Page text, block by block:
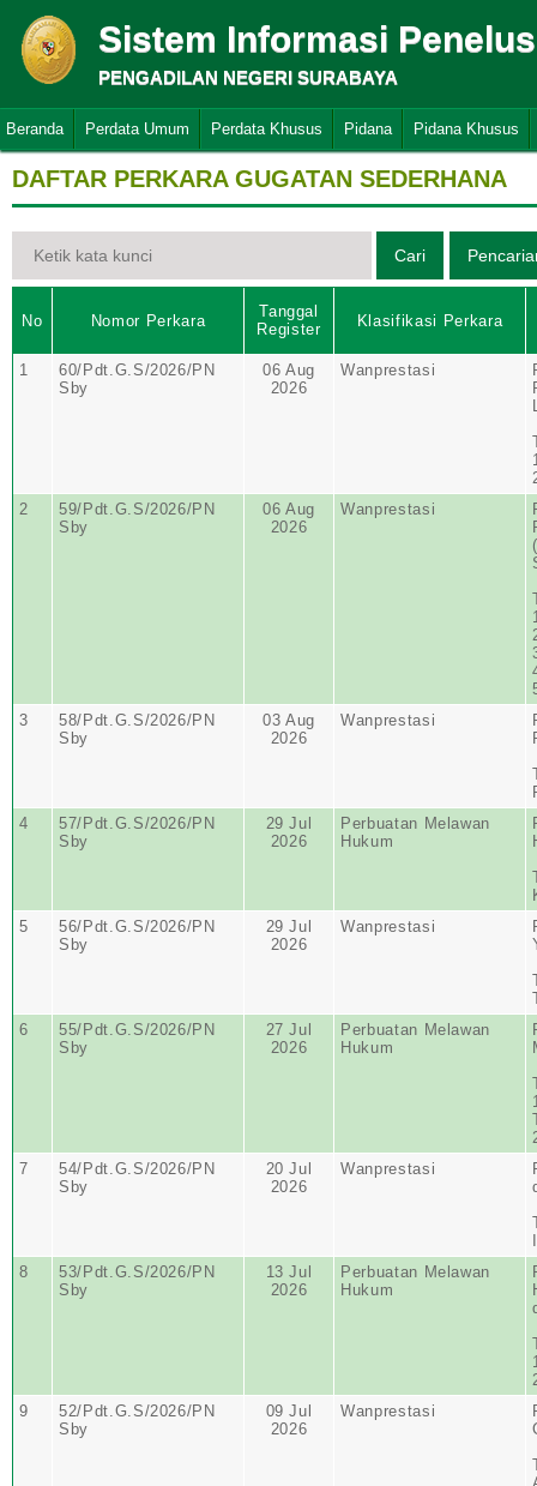
Sistem Informasi
PENGADILAN NEGERI SURABAYA
Beranda Perdata Umum Perdata Khusus Pidana Pidana Khusus
DAFTAR PERKARA GUGATAN SEDERHANA
No Nomor Perkara
Tanggal
Register
Klasifikasi Perkara
1
60/Pdt.G.S/2026/PN
Sby
06 Aug
2026
Wanprestasi
2
59/Pdt.G.S/2026/PN
Sby
06 Aug
2026
Wanprestasi
3
58/Pdt.G.S/2026/PN
Sby
03 Aug
2026
Wanprestasi
4
57/Pdt.G.S/2026/PN
Sby
29 Jul
2026
Perbuatan Melawan
Hukum
5
56/Pdt.G.S/2026/PN
Sby
29 Jul
2026
Wanprestasi
6
55/Pdt.G.S/2026/PN
Sby
27 Jul
2026
Perbuatan Melawan
Hukum
7
54/Pdt.G.S/2026/PN
Sby
20 Jul
2026
Wanprestasi
8
53/Pdt.G.S/2026/PN
Sby
13 Jul
2026
Perbuatan Melawan
Hukum
9
52/Pdt.G.S/2026/PN
Sby
09 Jul
2026
Wanprestasi